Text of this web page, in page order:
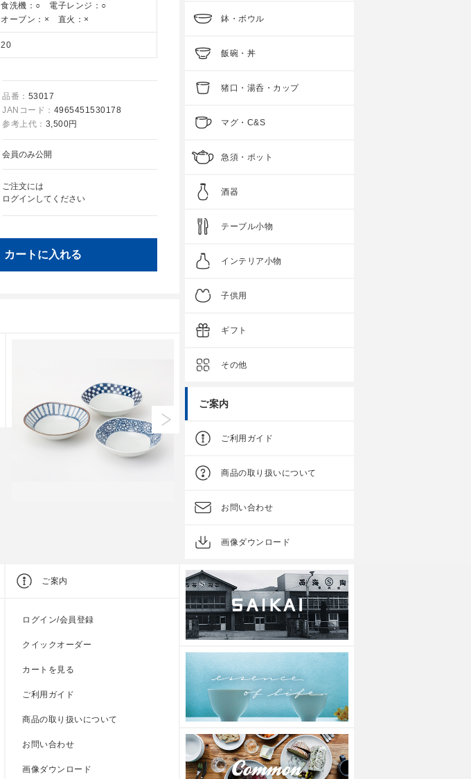
食洗機：○ 電子レンジ：○
オーブン：× 直火：×
20
品番： 53017
JANコード： 4965451530178
参考上代： 3,500円
会員のみ公開
ご注文には
ログイン してください
カートに入れる
参考上代
Price Gift
参考上代
鉢・ボウル
飯碗・丼
猪口・湯呑・カップ
マグ・C&S
急須・ポット
酒器
テーブル小物
インテリア小物
子供用
ギフト
その他
ご案内
ご利用ガイド
商品の取り扱いについて
お問い合わせ
画像ダウンロード
ご案内
ログイン/会員登録
クイックオーダー
カートを見る
ご利用ガイド
商品の取り扱いについて
お問い合わせ
画像ダウンロード